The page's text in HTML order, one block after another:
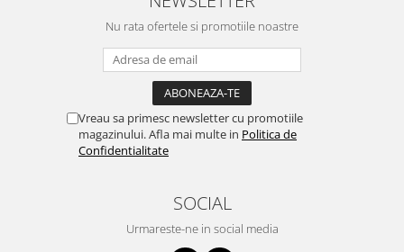
Nu rata ofertele si promotiile noastre
Vreau sa primesc newsletter cu promotiile
magazinului. Afla mai multe in Politica de
Confidentialitate
SOCIAL
Urmareste-ne in social media